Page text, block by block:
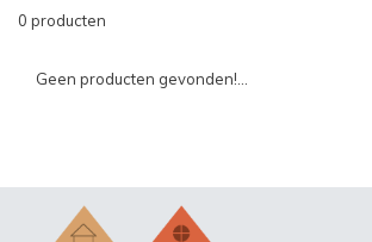
0 producten
Geen producten gevonden!...